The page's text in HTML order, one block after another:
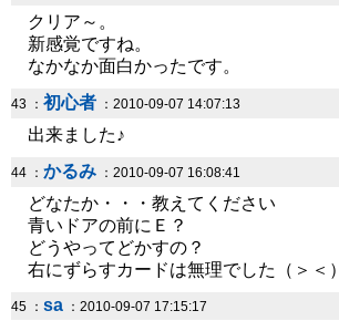
クリア～。
新感覚ですね。
なかなか面白かったです。
43 ： 初心者 ：2010-09-07 14:07:13
出来ました♪
44 ： かるみ ：2010-09-07 16:08:41
どなたか・・・教えてください
青いドアの前にＥ？
どうやってどかすの？
右にずらすカードは無理でした（＞＜）
45 ： sa ：2010-09-07 17:15:17